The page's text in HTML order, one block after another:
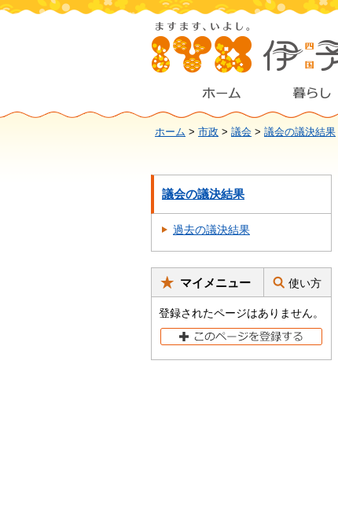
ホーム > 市政 > 議会 > 議会の議決結果
議会の議決結果
過去の議決結果
マイメニュー 使い方
登録されたページはありません。